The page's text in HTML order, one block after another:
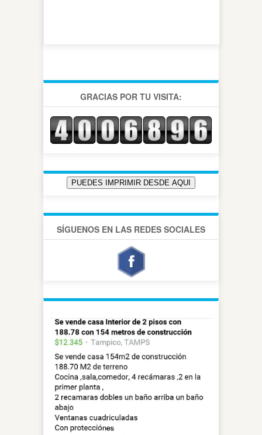
GRACIAS POR TU VISITA:
SÍGUENOS EN LAS REDES SOCIALES